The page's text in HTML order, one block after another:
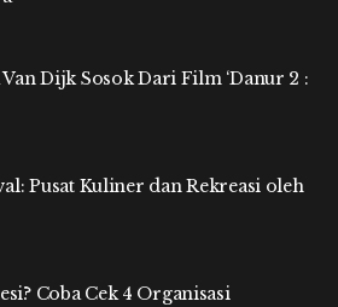
Dijk Sosok Dari Film ‘Danur 2 :
Pusat Kuliner dan Rekreasi oleh
Coba Cek 4 Organisasi